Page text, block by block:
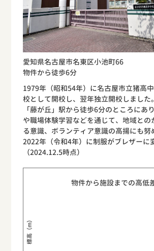
愛知県名古屋市名東区小池町66
物件から徒歩6分
1979年（昭和54年）に名古屋市立猪高
校として開校し、翌年独立開校しました
「藤が丘」駅から徒歩6分のところにあ
や職場体験学習などを通じて、地域との
る意識、ボランティア意識の高揚にも努
2022年（令和4年）に制服がブレザーに
（2024.12.5時点）
物件から施設までの高低
標高（m）